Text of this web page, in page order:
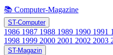
📚 Computer-Magazine
ST-Computer
1986 1987 1988 1989 1990 1991
1998 1999 2000 2001 2002 2003
ST-Magazin